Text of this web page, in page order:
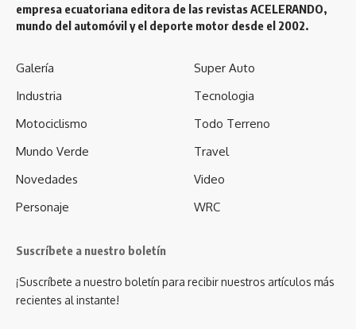
empresa ecuatoriana editora de las revistas ACELERANDO,
mundo del automóvil y el deporte motor desde el 2002.
Galería
Industria
Motociclismo
Mundo Verde
Novedades
Personaje
Super Auto
Tecnologia
Todo Terreno
Travel
Video
WRC
Suscríbete a nuestro boletín
¡Suscríbete a nuestro boletín para recibir nuestros artículos más
recientes al instante!